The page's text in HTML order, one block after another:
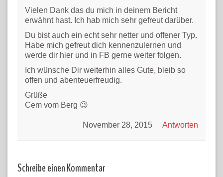
Vielen Dank das du mich in deinem Bericht
erwähnt hast. Ich hab mich sehr gefreut darüber.
Du bist auch ein echt sehr netter und offener Typ.
Habe mich gefreut dich kennenzulernen und
werde dir hier und in FB gerne weiter folgen.
Ich wünsche Dir weiterhin alles Gute, bleib so
offen und abenteuerfreudig.
Grüße
Cem vom Berg 😉
Antworten
November 28, 2015
Schreibe einen Kommentar